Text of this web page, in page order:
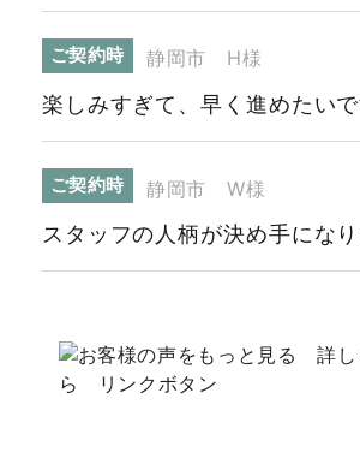
ご契約時 静岡市 H様
楽しみすぎて、早く進めたいで
ご契約時 静岡市 W様
スタッフの人柄が決め手にな